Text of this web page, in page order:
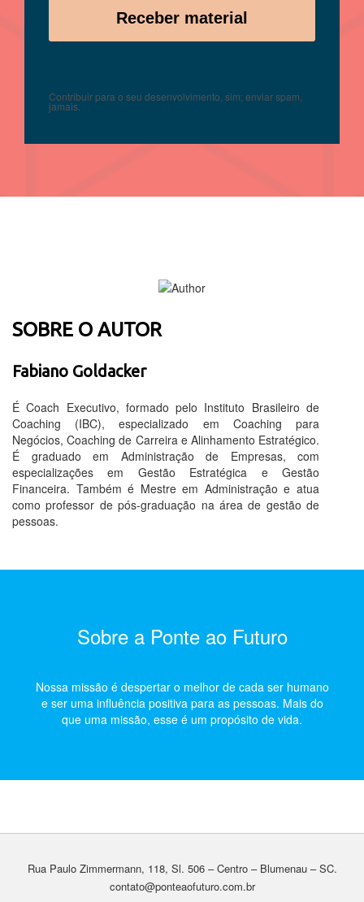
Contribuir para o seu desenvolvimento, sim; enviar spam,
jamais.
SOBRE O AUTOR
Fabiano Goldacker
É Coach Executivo, formado pelo Instituto Brasileiro de
Coaching (IBC), especializado em Coaching para
Negócios, Coaching de Carreira e Alinhamento Estratégico.
É graduado em Administração de Empresas, com
especializações em Gestão Estratégica e Gestão
Financeira. Também é Mestre em Administração e atua
como professor de pós-graduação na área de gestão de
pessoas.
Sobre a Ponte ao Futuro
Nossa missão é despertar o melhor de cada ser humano
e ser uma influência positiva para as pessoas. Mais do
que uma missão, esse é um propósito de vida.
Rua Paulo Zimmermann, 118, Sl. 506 – Centro – Blumenau – SC.
contato@ponteaofuturo.com.br